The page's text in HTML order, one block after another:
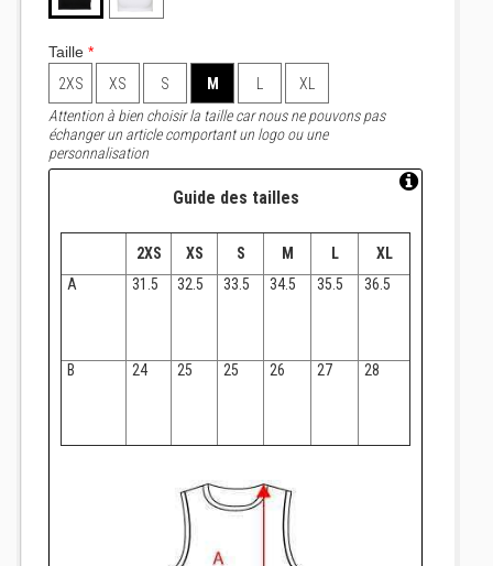
Taille *
2XS
XS S M
XL
Attention à bien choisir la taille car nous ne pouvons pas
échanger un article comportant un logo ou une
personnalisation
Guide des tailles
2XS XS S M L
XL
A
31.5 32.5 33.5 34.5 35.5 36.5
B 24 25 25 26 27 28